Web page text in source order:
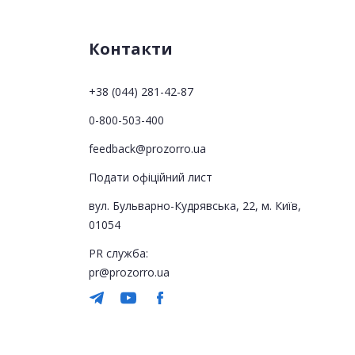
Контакти
+38 (044) 281-42-87
0-800-503-400
feedback@prozorro.ua
Подати офіційний лист
вул. Бульварно-Кудрявська, 22, м. Київ,
01054
PR служба:
pr@prozorro.ua